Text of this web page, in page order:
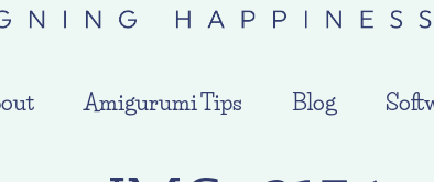
Amigurumi Tips Blog